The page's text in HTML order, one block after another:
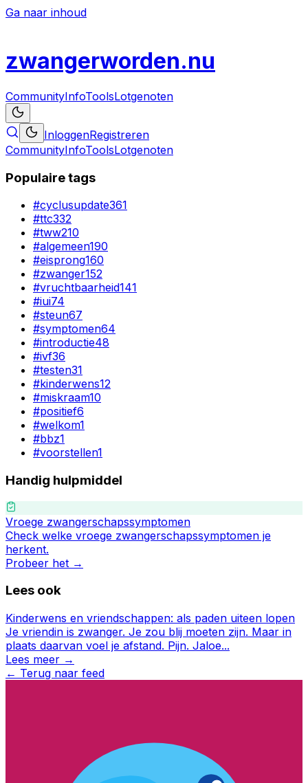
Ga naar inhoud
zwangerworden.nu
CommunityInfoToolsLotgenoten
InloggenRegistreren
CommunityInfoToolsLotgenoten
Populaire tags
#cyclusupdate361
#ttc332
#tww210
#algemeen190
#eisprong160
#zwanger152
#vruchtbaarheid141
#iui74
#steun67
#symptomen64
#introductie48
#ivf36
#testen31
#kinderwens12
#miskraam10
#positief6
#welkom1
#bbz1
#voorstellen1
Handig hulpmiddel
Vroege zwangerschapssymptomen
Check welke vroege zwangerschapssymptomen je
herkent.
Probeer het →
Lees ook
Kinderwens en vriendschappen: als paden uiteen lopen
Je vriendin is zwanger. Je zou blij moeten zijn. Maar in
plaats daarvan voel je afstand. Pijn. Jaloe...
Lees meer →
← Terug naar feed